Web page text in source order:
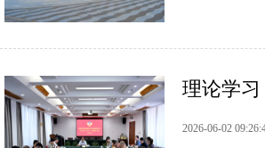
理论学
2026-06-02